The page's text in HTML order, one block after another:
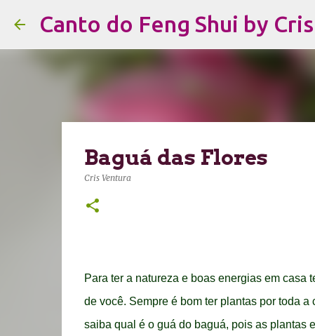
Canto do Feng Shui by
Baguá das Flores
Cris Ventura
Para ter a natureza e boas energias em casa
de você. Sempre é bom ter plantas por toda a
saiba qual é o guá do baguá, pois as plantas